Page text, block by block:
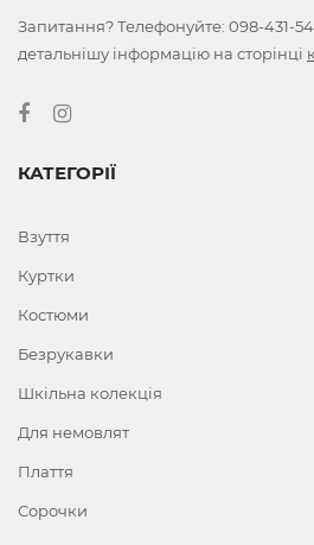
Запитання? Телефонуйте: 098-431-
детальнішу інформацію на сторінці
КАТЕГОРІЇ
Взуття
Куртки
Костюми
Безрукавки
Шкільна колекція
Для немовлят
Плаття
Сорочки